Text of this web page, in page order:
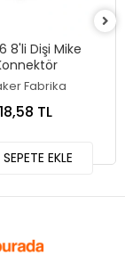
8'li Dişi Mike
Fabrika
18,58 TL
SEPETE EKLE